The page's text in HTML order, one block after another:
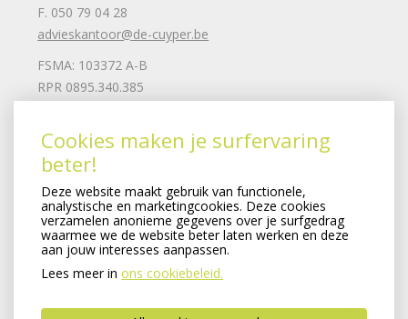
F. 050 79 04 28
advieskantoor@de-cuyper.be
FSMA: 103372 A-B
RPR 0895.340.385
Juridische informatie
Privacy clausule
Cookiebeleid
Remuneratiebeleid
SFDR-beleid
Verzekeringsondernemingen
Created by Insucommerce
Cookies maken je surfervaring
beter!
Deze website maakt gebruik van functionele,
analystische en marketingcookies. Deze cookies
verzamelen anonieme gegevens over je surfgedrag
waarmee we de website beter laten werken en deze
aan jouw interesses aanpassen.
Lees meer in ons cookiebeleid.